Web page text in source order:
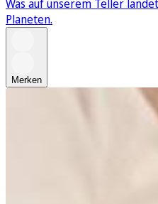
Was auf unserem Teller
Planeten.
Merken